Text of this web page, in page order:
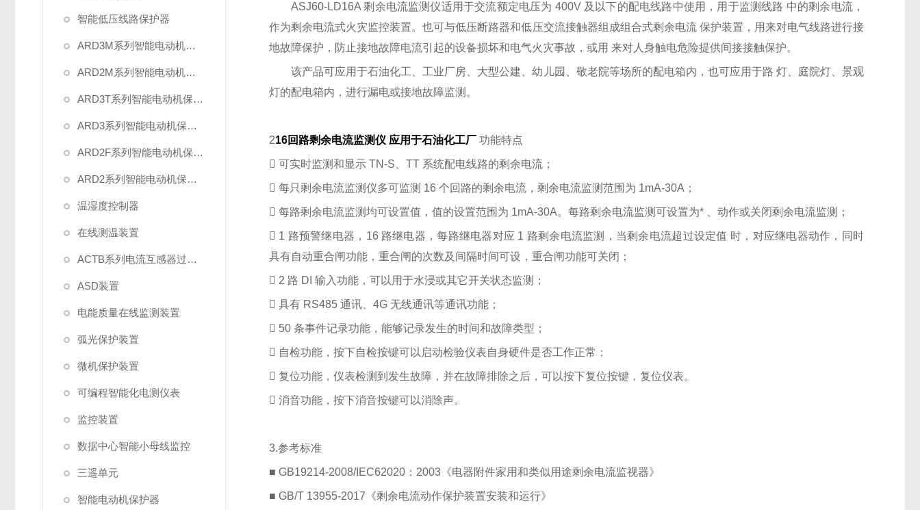
ASJ60-LD16A 剩余电流监测仪适用于交流额定电压为 400V 及以下的配电线路中使用，用于监测线路 中的剩余电流，
作为剩余电流式火灾监控装置。也可与低压断路器和低压交流接触器组成组合式剩余电流 保护装置，用来对电气线路进行接
地故障保护，防止接地故障电流引起的设备损坏和电气火灾事故，或用来对人身触电危险提供间接接触保护。
该产品可应用于石油化工、工业厂房、大型公建、幼儿园、敬老院等场所的配电箱内，也可应用于路 灯、庭院灯、景观
灯的配电箱内，进行漏电或接地故障监测。
216回路剩余电流监测仪 应用于石油化工厂 功能特点
可实时监测和显示 TN-S、TT 系统配电线路的剩余电流；
每只剩余电流监测仪多可监测 16 个回路的剩余电流，剩余电流监测范围为 1mA-30A；
每路剩余电流监测均可设置值，值的设置范围为 1mA-30A。每路剩余电流监测可设置为* 、动作或关闭剩余电流监测；
 1 路预警继电器，16 路继电器，每路继电器对应 1 路剩余电流监测，当剩余电流超过设定值 时，对应继电器动作，同时
具有自动重合闸功能，重合闸的次数及间隔时间可设，重合闸功能可关闭；
 2 路 DI 输入功能，可以用于水浸或其它开关状态监测；
具有 RS485 通讯、4G 无线通讯等通讯功能；
 50 条事件记录功能，能够记录发生的时间和故障类型；
 自检功能，按下自检按键可以启动检验仪表自身硬件是否工作正常；
复位功能，仪表检测到发生故障，并在故障排除之后，可以按下复位按键，复位仪表。
消音功能，按下消音按键可以消除声。
3.参考标准
■ GB19214-2008/IEC62020：2003《电器附件家用和类似用途剩余电流监视器》
■ GB/T 13955-2017《剩余电流动作保护装置安装和运行》
智能低压线路保护器
ARD3M系列智能电动机保护器
ARD2M系列智能电动机保护器
ARD3T系列智能电动机保护器
ARD3系列智能电动机保护器
ARD2F系列智能电动机保护器
ARD2系列智能电动机保护器
温湿度控制器
在线测温装置
ACTB系列电流互感器过电压保护器
ASD装置
电能质量在线监测装置
弧光保护装置
微机保护装置
可编程智能化电测仪表
监控装置
数据中心智能小母线监控
三遥单元
智能电动机保护器